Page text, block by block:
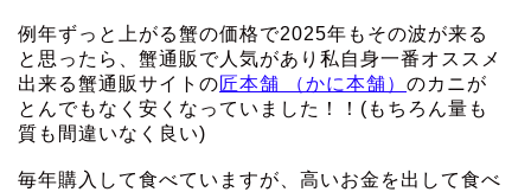
例年ずっと上がる蟹の価格で2025年もその波が来る
と思ったら、蟹通販で人気があり私自身一番オススメ
出来る蟹通販サイトの匠本舗 （かに本舗） のカニが
とんでもなく安くなっていました！！(もちろん量も
質も間違いなく良い)
毎年購入して食べていますが、高いお金を出して食べ